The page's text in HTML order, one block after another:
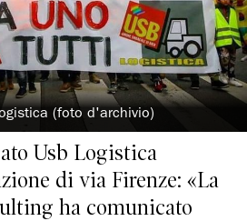
(foto d'archivio)
Usb Logistica
di via Firenze: «La
ha comunicato